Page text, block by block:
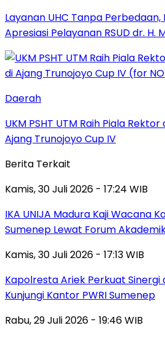
Layanan UHC Tanpa Perbedaan,
Apresiasi Pelayanan RSUD dr. H.
Daerah
UKM PSHT UTM Raih Piala
Ajang Trunojoyo Cup IV
Berita Terkait
Kamis, 30 Juli 2026 - 17:24 WIB
IKA UNIJA Madura Kaji Wacana
Sumenep Lewat Forum
Kamis, 30 Juli 2026 - 17:13 WIB
Kapolresta Ariek Perkuat Sinergi
Kunjungi Kantor PWRI Sumenep
Rabu, 29 Juli 2026 - 19:46 WIB